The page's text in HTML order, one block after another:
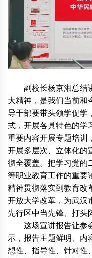
副校长杨京湘总结
大精神，是我们当前和
导干部要带头领学促学
式，开展各具特色的学
重要内容开展专题培训
开展多层次、立体化的
彻全覆盖。把学习党的
等职业教育工作的重要
精神贯彻落实到教育改
开放大学改革，为武汉
先行区中当先锋、打头
这场宣讲报告让参
示，报告主题鲜明、内
想性、指导性、针对性